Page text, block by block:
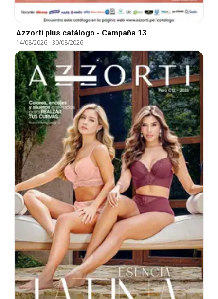
Azzorti plus catálogo - Campaña 13
14/08/2026-30/08/2026